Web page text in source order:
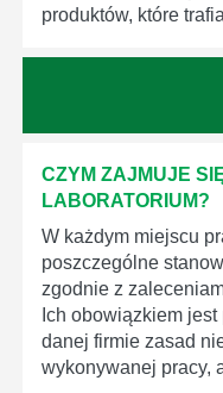
produktów, które
CZYM ZAJMUJE
LABORATORIUM?
W każdym miejscu
poszczególne
zgodnie z
Ich obowiązkiem
danej firmie zasad
wykonywanej pracy,